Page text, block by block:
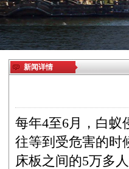
新闻详情
每年4至6月，白蚁
往等到受危害的时
床板之间的5万多